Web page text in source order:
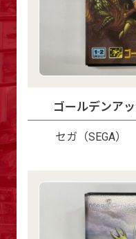
ゴールデンア
セガ（SEGA）